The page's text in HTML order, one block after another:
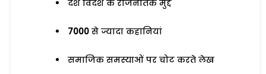
देश विदेश के राजनैतिक मुद्दे
7000 से ज्यादा कहानियां
समाजिक समस्याओं पर चोट करते लेख